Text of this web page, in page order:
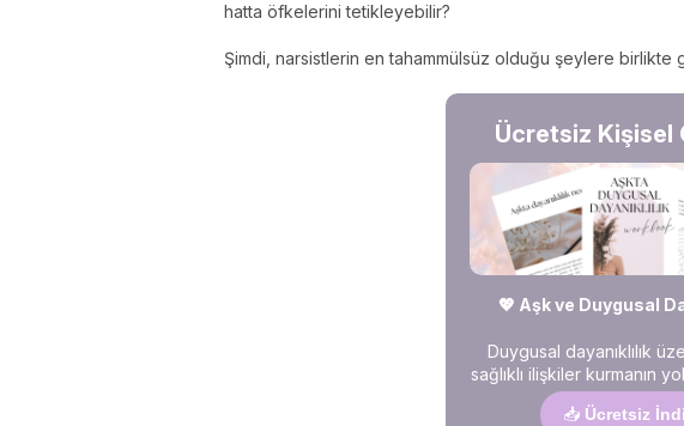
hatta öfkelerini tetikleyebilir?
Şimdi, narsistlerin en tahammülsüz olduğu şeylere birlikte
Ücretsiz Kişisel
💖 Aşk ve Duygusal
Duygusal dayanıklılık
sağlıklı ilişkiler kurmanın
📥Ücretsiz